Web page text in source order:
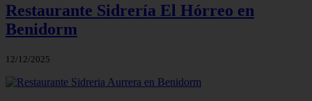
Restaurante Sidrería El Hórreo en
Benidorm
12/12/2025